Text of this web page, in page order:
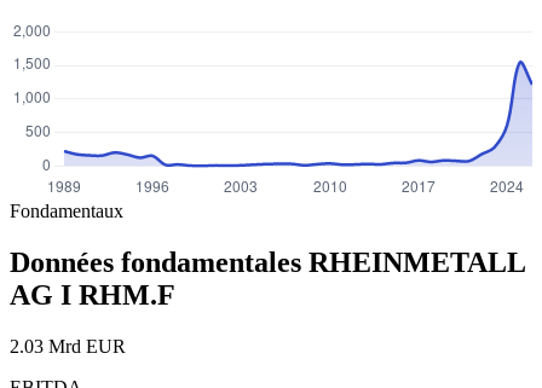
Fondamentaux
Données fondamentales RHEINMETALL
AG I RHM.F
2.03 Mrd EUR